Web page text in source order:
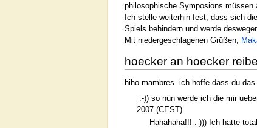
philosophische Symposions müssen
Ich stelle weiterhin fest, dass sich
Spiels behindern und werde
Mit niedergeschlagenen Grüßen,
hoecker an hoecker
hiho mambres. ich hoffe dass du
:-)) so nun werde ich die mir
2007 (CEST)
Hahahaha!!! :-))) Ich hatte